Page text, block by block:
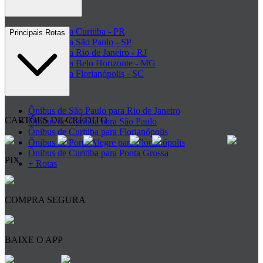
Ônibus para Curitiba - PR
Ônibus para São Paulo - SP
Ônibus para Rio de Janeiro - RJ
Ônibus para Belo Horizonte - MG
Ônibus para Florianópolis - SC
Principais Rotas
Ônibus de São Paulo para Rio de Janeiro
Ônibus de Curitiba para São Paulo
Ônibus de Curitiba para Florianópolis
Ônibus de Porto Alegre para Florianópolis
Ônibus de Curitiba para Ponta Grossa
+ Rotas
CARTÕES DE CRÉDITO
PIX
COMPRA SEGURA
BAIXE O APP